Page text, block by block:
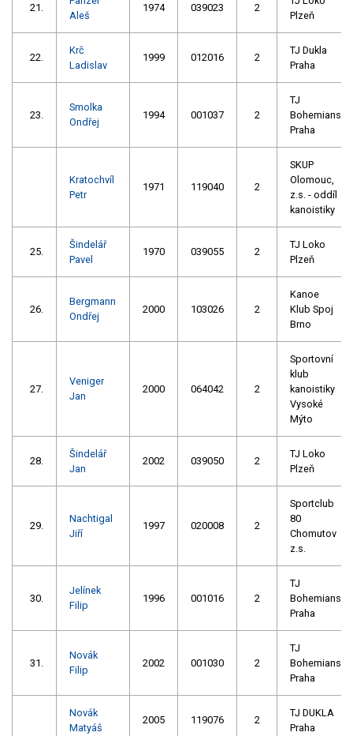
21.
Aleš
1974 039023 2
Plzeň
22.
Krč
Ladislav
1999 012016 2
TJ Dukla
Praha
23.
Smolka
Ondřej
1994 001037 2
TJ
Bohemians
Praha
Kratochvíl
Petr
1971 119040 2
SKUP
Olomouc,
z.s. - oddíl
kanoistiky
25.
Šindelář
Pavel
1970 039055 2
TJ Loko
Plzeň
26.
Bergmann
Ondřej
2000 103026 2
Kanoe
Klub Spoj
Brno
27.
Veniger
Jan
2000 064042 2
Sportovní
klub
kanoistiky
Vysoké
Mýto
28.
Šindelář
Jan
2002 039050 2
TJ Loko
Plzeň
29.
Nachtigal
Jiří
1997 020008 2
Sportclub
80
Chomutov
z.s.
30.
Jelínek
Filip
1996 001016 2
TJ
Bohemians
Praha
31.
Novák
Filip
2002 001030 2
TJ
Bohemians
Praha
Novák
Matyáš
2005 119076 2
TJ DUKLA
Praha